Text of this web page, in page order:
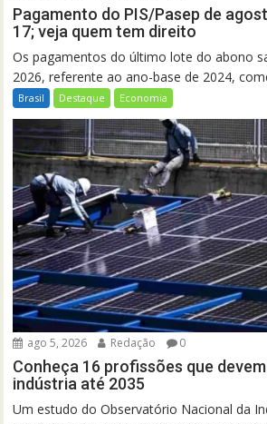
Pagamento do PIS/Pasep de
17; veja quem tem direito
Os pagamentos do último lote do abono
2026, referente ao ano-base de 2024,
Brasil Destaque Economia
ago 5, 2026 Redação 0
Conheça 16 profissões que
indústria até 2035
Um estudo do Observatório Nacional da